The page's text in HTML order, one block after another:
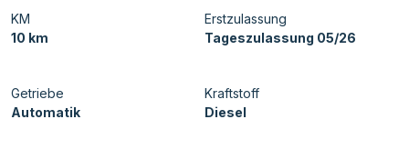
KM
10 km
Erstzulassung
Tageszulassung 05/26
Getriebe
Automatik
Kraftstoff
Diesel